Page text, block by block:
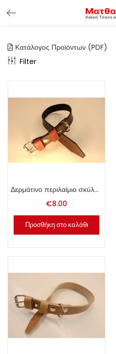
Κατάλογος Προϊόντων (PDF)
Filter
Δερμάτινο περιλαίμιο σκύλου 2.5x50cm καφέ.
€8.00
Προσθήκη στο καλάθι
ΕΊΣΟΔΟΣ ΠΕΛΑΤΏΝ
Εισάγετε το Username &
πελάτης.
Υπενθύμιση κωδικού
Είσοδος